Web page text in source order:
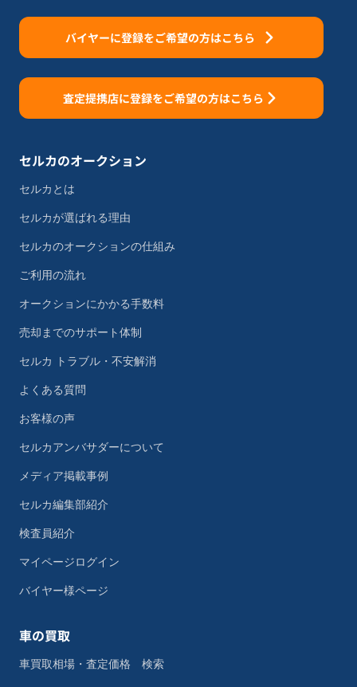
バイヤーに登録をご希望の方はこちら
査定提携店に登録をご希望の方はこちら
セルカのオークション
セルカとは
セルカが選ばれる理由
セルカのオークションの仕組み
ご利用の流れ
オークションにかかる手数料
売却までのサポート体制
セルカ トラブル・不安解消
よくある質問
お客様の声
セルカアンバサダーについて
メディア掲載事例
セルカ編集部紹介
検査員紹介
マイページログイン
バイヤー様ページ
車の買取
車買取相場・査定価格 検索